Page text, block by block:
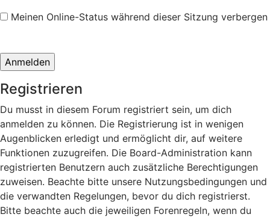
Meinen Online-Status während dieser Sitzung verbergen
Registrieren
Du musst in diesem Forum registriert sein, um dich
anmelden zu können. Die Registrierung ist in wenigen
Augenblicken erledigt und ermöglicht dir, auf weitere
Funktionen zuzugreifen. Die Board-Administration kann
registrierten Benutzern auch zusätzliche Berechtigungen
zuweisen. Beachte bitte unsere Nutzungsbedingungen und
die verwandten Regelungen, bevor du dich registrierst.
Bitte beachte auch die jeweiligen Forenregeln, wenn du